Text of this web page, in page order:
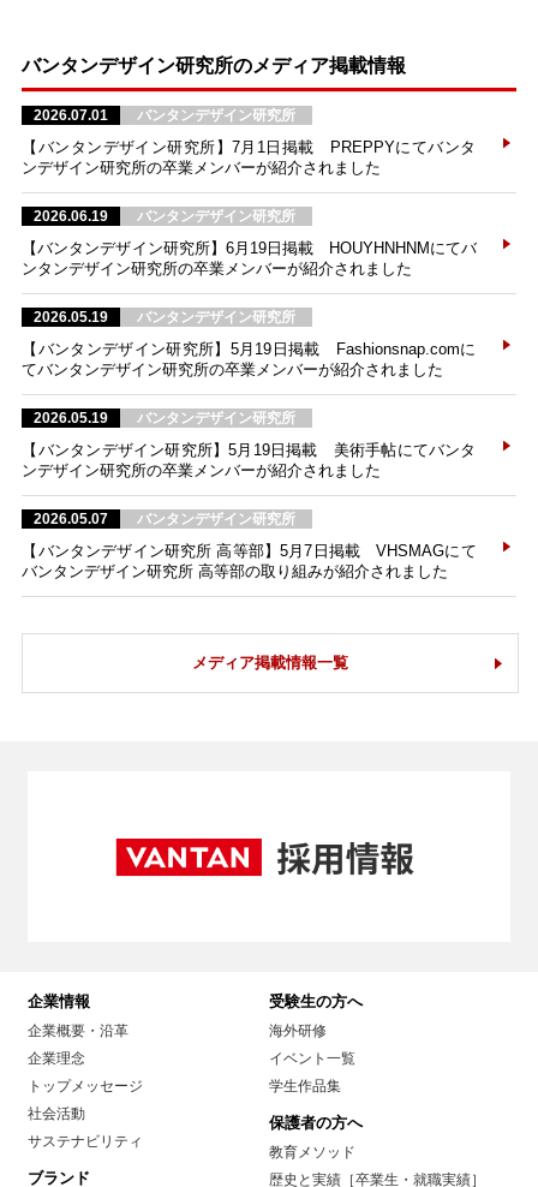
バンタンデザイン研究所のメディア掲載情報
2026.07.01 バンタンデザイン研究所
【バンタンデザイン研究所】7月1日掲載 PREPPYにてバンタ
ンデザイン研究所の卒業メンバーが紹介されました
2026.06.19 バンタンデザイン研究所
【バンタンデザイン研究所】6月19日掲載 HOUYHNHNMにてバ
ンタンデザイン研究所の卒業メンバーが紹介されました
2026.05.19 バンタンデザイン研究所
【バンタンデザイン研究所】5月19日掲載 Fashionsnap.comに
てバンタンデザイン研究所の卒業メンバーが紹介されました
2026.05.19 バンタンデザイン研究所
【バンタンデザイン研究所】5月19日掲載 美術手帖にてバンタ
ンデザイン研究所の卒業メンバーが紹介されました
2026.05.07 バンタンデザイン研究所
【バンタンデザイン研究所 高等部】5月7日掲載 VHSMAGにて
バンタンデザイン研究所 高等部の取り組みが紹介されました
メディア掲載情報一覧
企業情報
企業概要・沿革
企業理念
トップメッセージ
社会活動
サステナビリティ
ブランド
受験生の方へ
海外研修
イベント一覧
学生作品集
保護者の方へ
教育メソッド
歴史と実績［卒業生・就職実績］